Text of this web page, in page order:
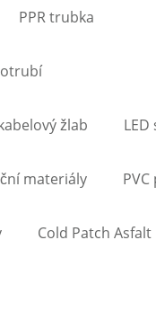
PPR trubka
žlab LED
materiály PVC
Cold Patch Asfalt